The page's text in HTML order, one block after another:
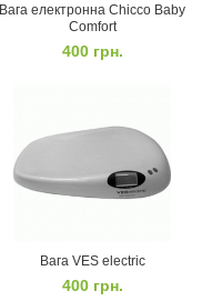
Вага електронна Chicco Baby
Comfort
400 грн.
Вага VES electric
400 грн.